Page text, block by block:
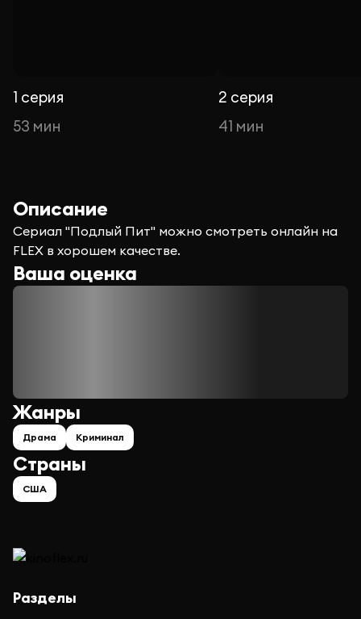
1 серия
53 мин
2 серия
41 мин
Описание
Сериал "Подлый Пит" можно смотреть онлайн на
FLEX в хорошем качестве.
Ваша оценка
Страны
США
Жанры
Драма Криминал
Разделы